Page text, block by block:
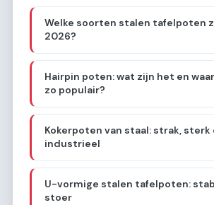
Welke soorten stalen tafelpoten
2026?
Hairpin poten: wat zijn het en
zo populair?
Kokerpoten van staal: strak, sterk
industrieel
U-vormige stalen tafelpoten:
stoer